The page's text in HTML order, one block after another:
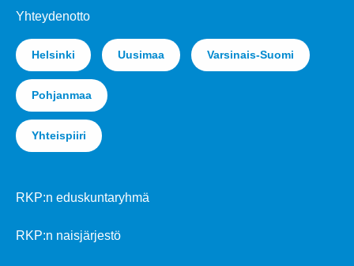
Yhteydenotto
Helsinki Uusimaa Varsinais-Suomi
Pohjanmaa
Yhteispiiri
RKP:n eduskuntaryhmä
RKP:n naisjärjestö